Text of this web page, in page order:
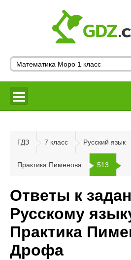
ГДЗ 7 класс Русский язык
Практика Пименова 513
Ответы к
Русскому
Практика
Дрофа